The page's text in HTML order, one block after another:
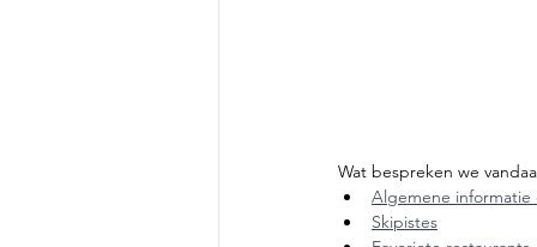
Wat bespreken we
Algemene
Skipistes